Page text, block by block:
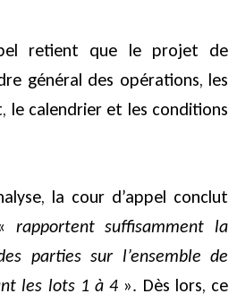
retient que le projet de
général des opérations, les
calendrier et les conditions
la cour d’appel conclut
rapportent suffisamment la
parties sur l’ensemble de
les lots 1 à 4 ». Dès lors, ce